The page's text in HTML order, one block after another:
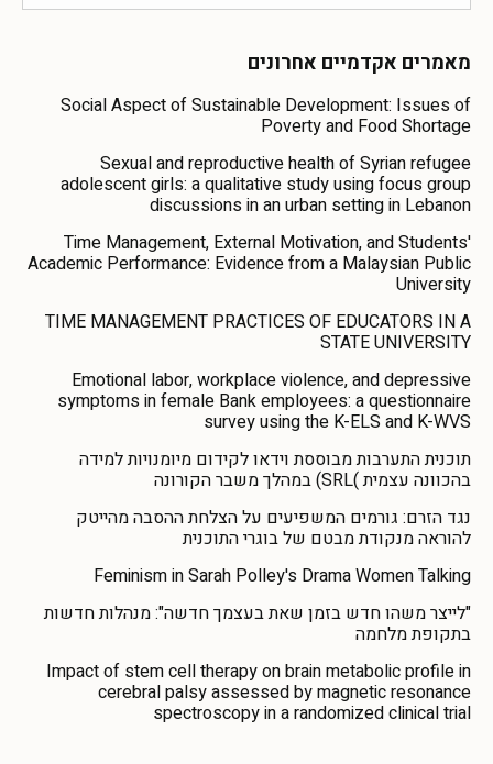
מאמרים אקדמיים אחרונים
Social Aspect of Sustainable Development: Issues of
Poverty and Food Shortage
Sexual and reproductive health of Syrian refugee
adolescent girls: a qualitative study using focus group
discussions in an urban setting in Lebanon
Time Management, External Motivation, and Students'
Academic Performance: Evidence from a Malaysian Public
University
TIME MANAGEMENT PRACTICES OF EDUCATORS IN A
STATE UNIVERSITY
Emotional labor, workplace violence, and depressive
symptoms in female Bank employees: a questionnaire
survey using the K-ELS and K-WVS
תוכנית התערבות מבוססת וידאו לקידום מיומנויות למידה
בהכוונה עצמית )SRL) במהלך משבר הקורונה
נגד הזרם: גורמים המשפיעים על הצלחת ההסבה מהייטק
להוראה מנקודת מבטם של בוגרי התוכנית
Feminism in Sarah Polley's Drama Women Talking
"לייצר משהו חדש בזמן שאת בעצמך חדשה": מנהלות חדשות
בתקופת מלחמה
Impact of stem cell therapy on brain metabolic profile in
cerebral palsy assessed by magnetic resonance
spectroscopy in a randomized clinical trial